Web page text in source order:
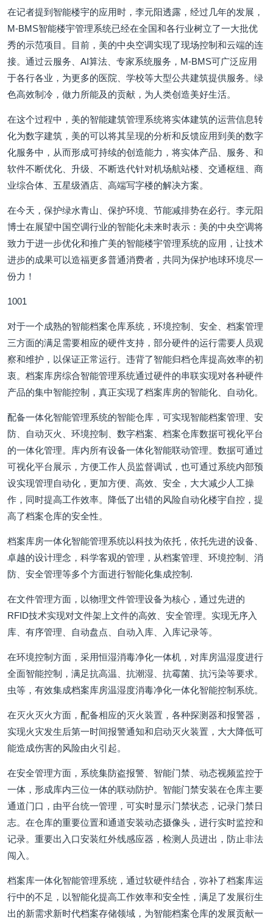
在记者提到智能楼宇的应用时，李元阳透露，经过几年的发展，
M-BMS智能楼宇管理系统已经在全国和各行业树立了一大批优
秀的示范项目。目前，美的中央空调实现了现场控制和云端的连
接。通过云服务、AI算法、专家系统服务，M-BMS可广泛应用
于各行各业，为更多的医院、学校等大型公共建筑提供服务。绿
色高效制冷，做力所能及的贡献，为人类创造美好生活。
在这个过程中，美的智能建筑管理系统将实体建筑的运营信息转
化为数字建筑，美的可以将其呈现的分析和反馈应用到美的数字
化服务中，从而形成可持续的创造能力，将实体产品、服务、和
软件不断优化、升级、不断迭代针对机场航站楼、交通枢纽、商
业综合体、五星级酒店、高端写字楼的解决方案。
在今天，保护绿水青山、保护环境、节能减排势在必行。李元阳
博士在展望中国空调行业的智能化未来时表示：美的中央空调将
致力于进一步优化和推广美的智能楼宇管理系统的应用，让技术
进步的成果可以造福更多普通消费者，共同为保护地球环境尽一
份力！
1001
对于一个成熟的智能档案仓库系统，环境控制、安全、档案管理
三方面的满足需要相应的硬件支持，部分硬件的运行需要人员观
察和维护，以保证正常运行。违背了智能归档仓库提高效率的初
衷。档案库房综合智能管理系统通过硬件的串联实现对各种硬件
产品的集中智能控制，真正实现了档案库房的智能化、自动化。
配备一体化智能管理系统的智能仓库，可实现智能档案管理、安
防、自动灭火、环境控制、数字档案、档案仓库数据可视化平台
的一体化管理。库内所有设备一体化智能联动管理。数据可通过
可视化平台展示，方便工作人员监督调试，也可通过系统内部预
设实现管理自动化，更加方便、高效、安全，大大减少人工操
作，同时提高工作效率。降低了出错的风险自动化楼宇自控，提
高了档案仓库的安全性。
档案库房一体化智能管理系统以科技为依托，依托先进的设备、
卓越的设计理念，科学客观的管理，从档案管理、环境控制、消
防、安全管理等多个方面进行智能化集成控制.
在文件管理方面，以物理文件管理设备为核心，通过先进的
RFID技术实现对文件架上文件的高效、安全管理。实现无序入
库、有序管理、自动盘点、自动入库、入库记录等。
在环境控制方面，采用恒湿消毒净化一体机，对库房温湿度进行
全面智能控制，满足抗高温、抗潮湿、抗霉菌、抗污染等要求。
虫等，有效集成档案库房温湿度消毒净化一体化智能控制系统。
在灭火灭火方面，配备相应的灭火装置，各种探测器和报警器，
实现火灾发生后第一时间报警通知和启动灭火装置，大大降低可
能造成伤害的风险由火引起。
在安全管理方面，系统集防盗报警、智能门禁、动态视频监控于
一体，形成库内三位一体的联动防护。智能门禁安装在仓库主要
通道门口，由平台统一管理，可实时显示门禁状态，记录门禁日
志。在仓库的重要位置和通道安装动态摄像头，进行实时监控和
记录。重要出入口安装红外线感应器，检测人员进出，防止非法
闯入。
档案库一体化智能管理系统，通过软硬件结合，弥补了档案库运
行中的不足，以智能化提高工作效率和安全性，满足了发展衍生
出的新需求新时代档案存储领域，为智能档案仓库的发展贡献一